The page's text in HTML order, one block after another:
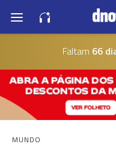
Faltam 66
MUNDO